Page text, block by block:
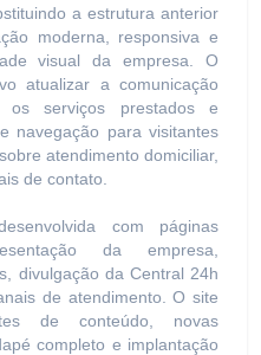
a estrutura anterior
moderna, responsiva e
visual da empresa. O
atualizar a comunicação
os serviços prestados e
navegação para visitantes
atendimento domiciliar,
de contato.
com páginas
da empresa,
divulgação da Central 24h
de atendimento. O site
de conteúdo, novas
completo e implantação